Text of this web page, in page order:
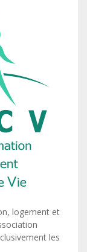
logement et
les